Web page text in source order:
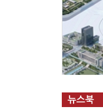
뉴스북